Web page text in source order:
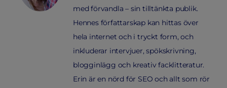
med förvandla – sin tilltänkta publik.
Hennes författarskap kan hittas över
hela internet och i tryckt form, och
inkluderar intervjuer, spökskrivning,
blogginlägg och kreativ facklitteratur.
Erin är en nörd för SEO och allt som rör